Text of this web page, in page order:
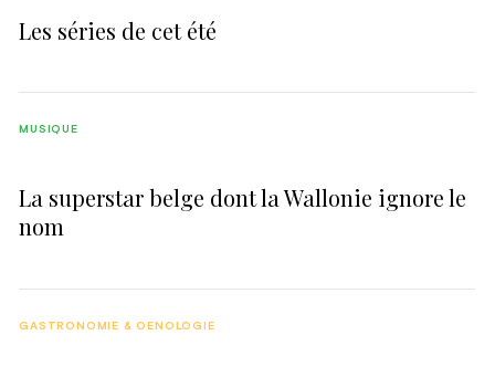
Les séries de cet été
La superstar belge dont la Wallonie ignore le
nom
MUSIQUE
GASTRONOMIE & OENOLOGIE